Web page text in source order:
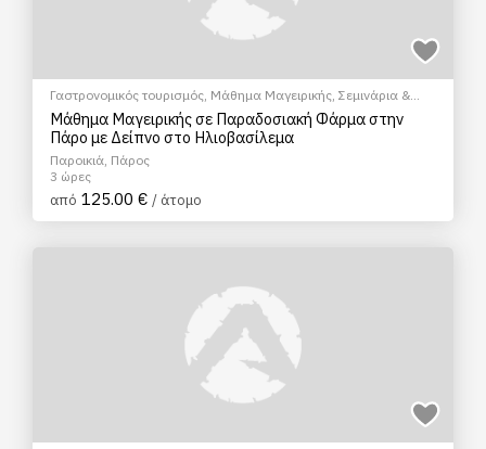
Γαστρονομικός τουρισμός, Μάθημα Μαγειρικής, Σεμινάρια &
Μαθήματα
Μάθημα Μαγειρικής σε Παραδοσιακή Φάρμα στην
Πάρο με Δείπνο στο Ηλιοβασίλεμα
Παροικιά, Πάρος
3 ώρες
από 125.00 € / άτομο